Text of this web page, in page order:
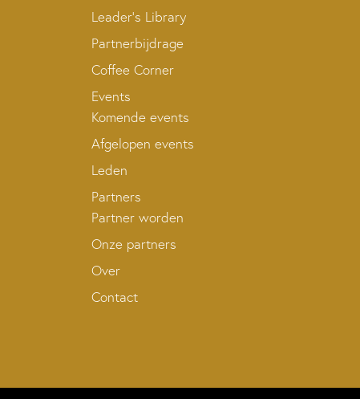
Leader’s Library
Partnerbijdrage
Coffee Corner
Events
Komende events
Afgelopen events
Leden
Partners
Partner worden
Onze partners
Over
Contact